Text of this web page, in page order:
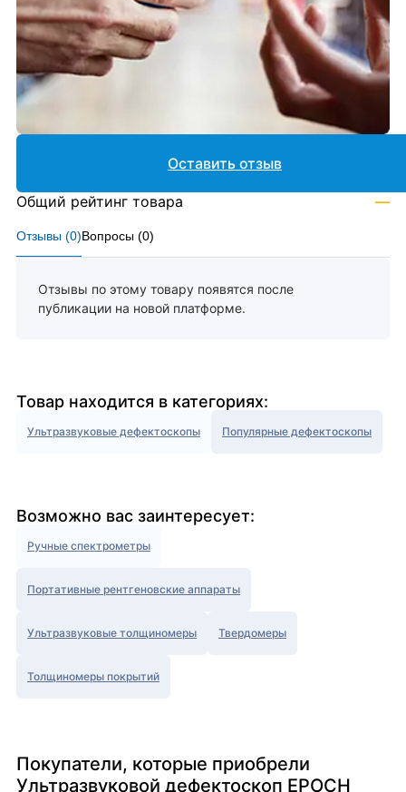
Отзывы (0)Вопросы (0)
Отзывы по этому товару появятся после
публикации на новой платформе.
Оставить отзыв
Общий рейтинг товара —
Товар находится в категориях:
Ультразвуковые дефектоскопы Популярные дефектоскопы
Возможно вас заинтересует:
Ручные спектрометры
Портативные рентгеновские аппараты
Ультразвуковые толщиномеры Твердомеры
Толщиномеры покрытий
Покупатели, которые приобрели
Ультразвуковой дефектоскоп EPOCH